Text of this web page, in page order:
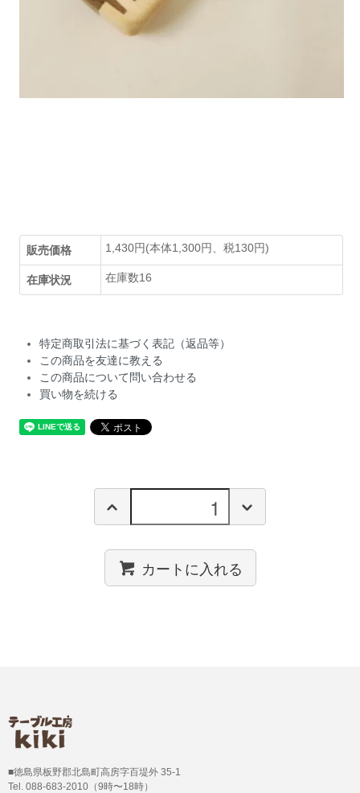
販売価格 1,430円(本体1,300円、税130円)
在庫状況 在庫数16
特定商取引法に基づく表記（返品等）
この商品を友達に教える
この商品について問い合わせる
買い物を続ける
カートに入れる
■徳島県板野郡北島町高房字百堤外 35-1
Tel. 088-683-2010（9時〜18時）